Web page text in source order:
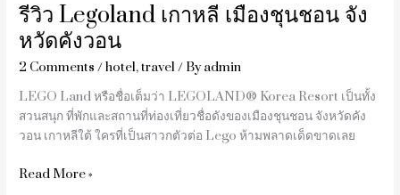
รีวิว Legoland เกาหลี เมืองชุนชอน จัง
หวัดคังวอน
2 Comments /hotel,travel/ Byadmin
LEGO Land หรือชื่อเต็มว่า LEGOLAND® Korea Resort เป็นทั้ง
สวนสนุก ที่พักและสถานที่ท่องเที่ยวชื่อดังของเมืองชุนชอน จังหวัดคัง
วอน เกาหลีใต้ ใครที่เป็นสาวกตัวต่อ Lego ห้ามพลาดเด็ดขาดเลย
Read More »